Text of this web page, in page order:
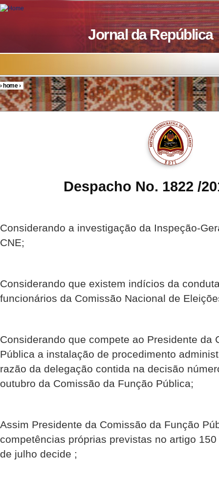
Skip to main content
Jornal da República
You are here
›home›
Despacho No. 1822 /
Considerando a investigação da Inspeção-
CNE;
Considerando que existem indícios da
funcionários da Comissão Nacional de
Considerando que compete ao Presidente da
Pública a instalação de procedimento
razão da delegação contida na decisão
outubro da Comissão da Função Pública;
Assim Presidente da Comissão da Função
competências próprias previstas no artigo
de julho decide ;